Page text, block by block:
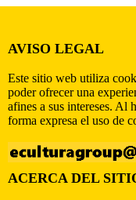
AVISO LEGAL
Este sitio web utiliza
poder ofrecer una
afines a sus intereses. Al
forma expresa el uso de
ACERCA DEL